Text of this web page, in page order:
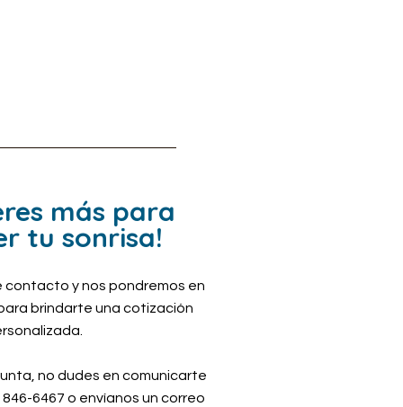
más para
tu sonrisa!
contacto y nos pondremos en
brindarte una cotización
no dudes en comunicarte
6467 o envíanos un correo